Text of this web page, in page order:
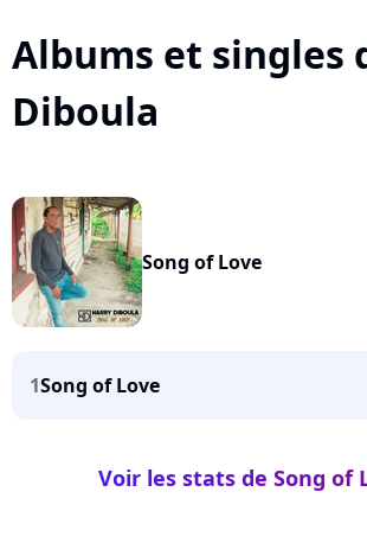
Albums et singles
Diboula
Song of Love
1Song of Love
Voir les stats de Song of